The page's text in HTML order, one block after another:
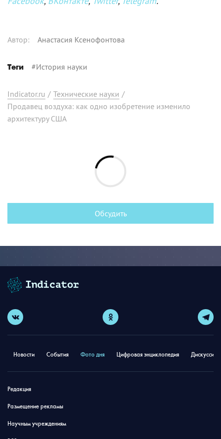
Автор: Анастасия Ксенофонтова
Теги #История науки
Indicator.ru / Технические науки /
Продавец воздуха: как одно изобретение изменило
архитектуру США
Обсудить
Новости События Фото дня Цифровая энциклопедия
Редакция
Размещение рекламы
Научным учреждениям